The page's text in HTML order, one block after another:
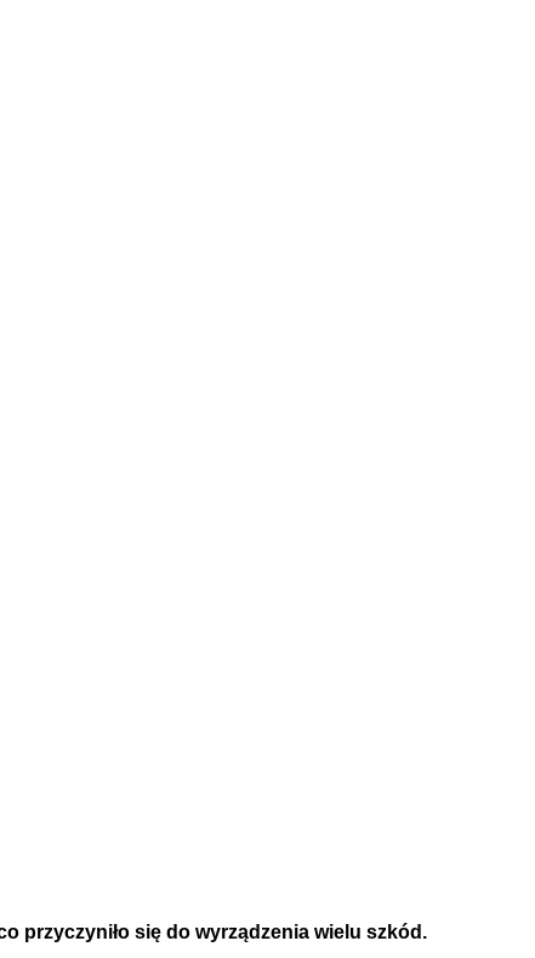
przyczyniło się do wyrządzenia wielu szkód.